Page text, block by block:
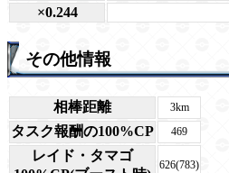
×0.244
その他情報
相棒距離 3km
タスク報酬の100%CP 469
レイド・タマゴ
626(783)